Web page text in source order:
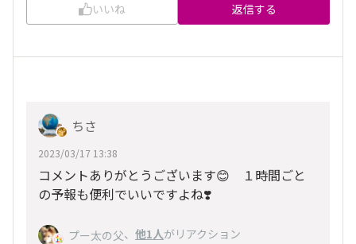
いいね 返信する
ちさ
2023/03/17 13:38
コメントありがとうございます😊 １時間ごと
の予報も便利でいいですよね❣️
プー太の父、 他1人がリアクション